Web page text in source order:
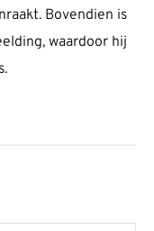
Bovendien is
waardoor hij